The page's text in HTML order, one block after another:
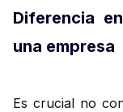
Diferencia
una empresa
Es crucial no